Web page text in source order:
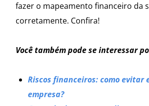
fazer o mapeamento financeiro da
corretamente. Confira!
Você também pode se interessar
Riscos financeiros: como evitar
empresa?